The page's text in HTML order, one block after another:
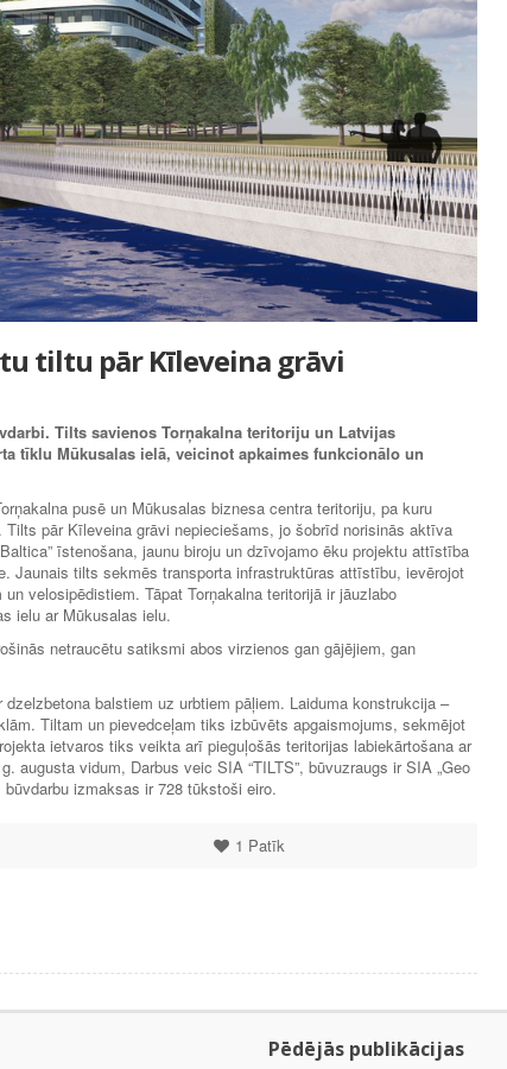
tiltu pār Kīleveina grāvi
Tilts savienos Torņakalna teritoriju un Latvijas
tīklu Mūkusalas ielā, veicinot apkaimes funkcionālo un
pusē un Mūkusalas biznesa centra teritoriju, pa kuru
pār Kīleveina grāvi nepieciešams, jo šobrīd norisinās aktīva
īstenošana, jaunu biroju un dzīvojamo ēku projektu attīstība
Jaunais tilts sekmēs transporta infrastruktūras attīstību, ievērojot
velosipēdistiem. Tāpat Torņakalna teritorijā ir jāuzlabo
ielu ar Mūkusalas ielu.
netraucētu satiksmi abos virzienos gan gājējiem, gan
balstiem uz urbtiem pāļiem. Laiduma konstrukcija –
Tiltam un pievedceļam tiks izbūvēts apgaismojums, sekmējot
ietvaros tiks veikta arī pieguļošās teritorijas labiekārtošana ar
vidum, Darbus veic SIA “TILTS”, būvuzraugs ir SIA „Geo
izmaksas ir 728 tūkstoši eiro.
1 Patīk
Pēdējās publikācijas